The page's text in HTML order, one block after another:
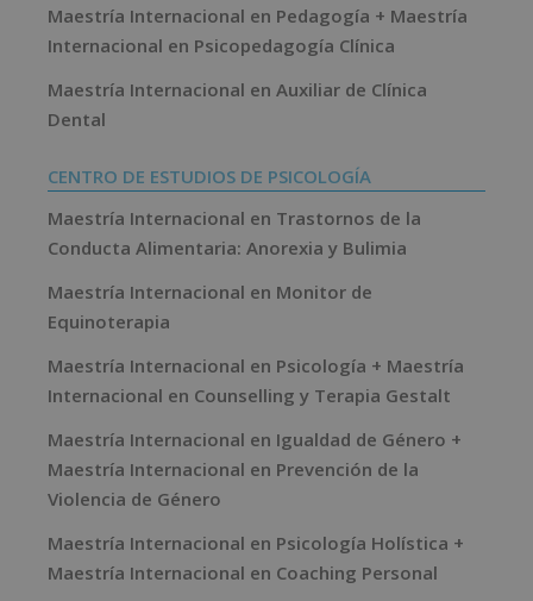
Maestría Internacional en Pedagogía + Maestría
Internacional en Psicopedagogía Clínica
Maestría Internacional en Auxiliar de Clínica
Dental
CENTRO DE ESTUDIOS DE PSICOLOGÍA
Maestría Internacional en Trastornos de la
Conducta Alimentaria: Anorexia y Bulimia
Maestría Internacional en Monitor de
Equinoterapia
Maestría Internacional en Psicología + Maestría
Internacional en Counselling y Terapia Gestalt
Maestría Internacional en Igualdad de Género +
Maestría Internacional en Prevención de la
Violencia de Género
Maestría Internacional en Psicología Holística +
Maestría Internacional en Coaching Personal